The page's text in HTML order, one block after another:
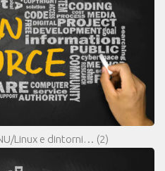
Linux e dintorni… (2)